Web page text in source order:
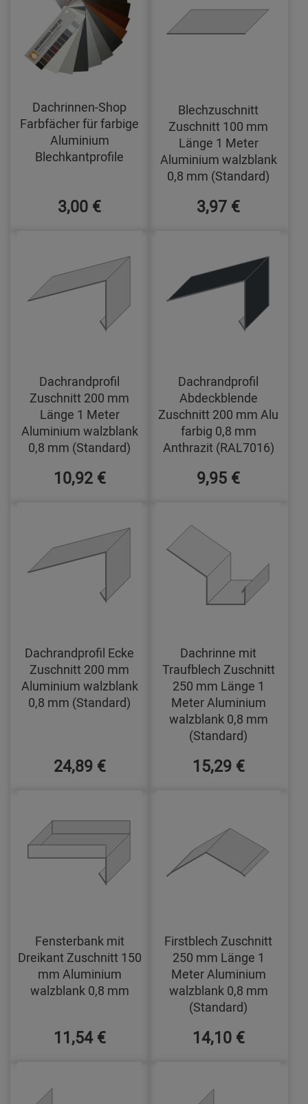
Dachrinnen-Shop
Farbfächer für farbige
Aluminium
Blechkantprofile
3,00 €
Blechzuschnitt
Zuschnitt 100 mm
Länge 1 Meter
Aluminium walzblank
0,8 mm (Standard)
3,97 €
Dachrandprofil
Zuschnitt 200 mm
Länge 1 Meter
Aluminium walzblank
0,8 mm (Standard)
10,92 €
Dachrandprofil
Abdeckblende
Zuschnitt 200 mm Alu
farbig 0,8 mm
Anthrazit (RAL7016)
9,95 €
Dachrandprofil Ecke
Zuschnitt 200 mm
Aluminium walzblank
0,8 mm (Standard)
24,89 €
Dachrinne mit
Traufblech Zuschnitt
250 mm Länge 1
Meter Aluminium
walzblank 0,8 mm
(Standard)
15,29 €
Fensterbank mit
Dreikant Zuschnitt 150
mm Aluminium
walzblank 0,8 mm
11,54 €
Firstblech Zuschnitt
250 mm Länge 1
Meter Aluminium
walzblank 0,8 mm
(Standard)
14,10 €